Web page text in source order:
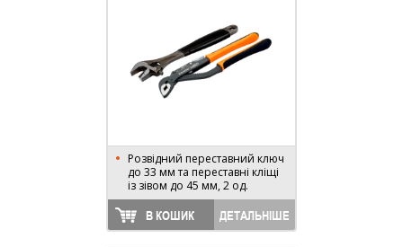
Розвідний переставний ключ
до 33 мм та переставні кліщі
із зівом до 45 мм, 2 од.
В КОШИК ДЕТАЛЬНІШЕ